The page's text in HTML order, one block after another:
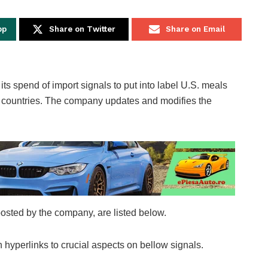
Share on Twitter Share on Email
spend of import signals to put into label U.S. meals
The company updates and modifies the
by the company, are listed below.
to crucial aspects on bellow signals.